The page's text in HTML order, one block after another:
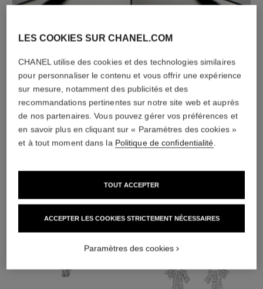
Or blanc 18 carats
DÉCOUVREZ AUSSI
LES COOKIES SUR CHANEL.COM
CHANEL utilise des cookies et des technologies similaires
pour personnaliser le contenu et vous offrir une expérience
sur mesure, notamment des publicités et des
recommandations pertinentes sur notre site web et auprès
de nos partenaires. Vous pouvez gérer vos préférences et
en savoir plus en cliquant sur « Paramètres des cookies »
et à tout moment dans la Politique de confidentialité.
ACCEPTER LES COOKIES STRICTEMENT NÉCESSAIRES
TOUT ACCEPTER
Paramètres des cookies